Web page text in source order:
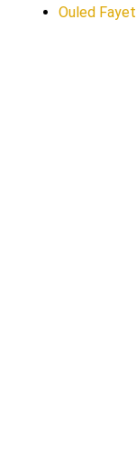
Ouled Fayet